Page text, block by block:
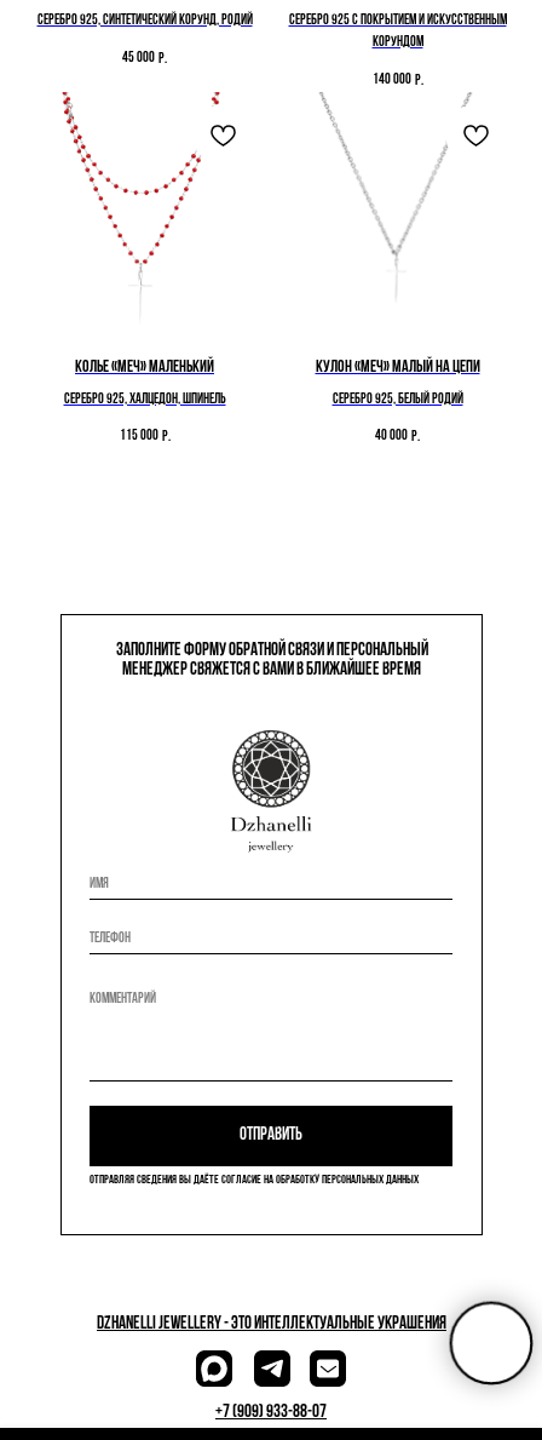
серебро 925, синтетический корунд, родий
45 000 р.
Cеребро 925 с покрытием и искусственным
корундом
140 000 р.
Колье «Меч» маленький
Cеребро 925, халцедон, шпинель
115 000 р.
Кулон «Меч» малый на цепи
Cеребро 925, белый родий
40 000 р.
ОТПРАВИТЬ
ЗАПОЛНИТЕ ФОРМУ ОБРАТНОЙ СВЯЗИ И ПЕРСОНАЛЬНЫЙ
МЕНЕДЖЕР СВЯЖЕТСЯ С ВАМИ В БЛИЖАЙШЕЕ ВРЕМЯ
ОТПРАВЛЯЯ СВЕДЕНИЯ ВЫ ДАЁТЕ СОГЛАСИЕ НА ОБРАБОТКУ ПЕРСОНАЛЬНЫХ ДАННЫХ
+7 (909) 933-88-07
dzhanelli JEWELLERY - это Интеллектуальные украшения